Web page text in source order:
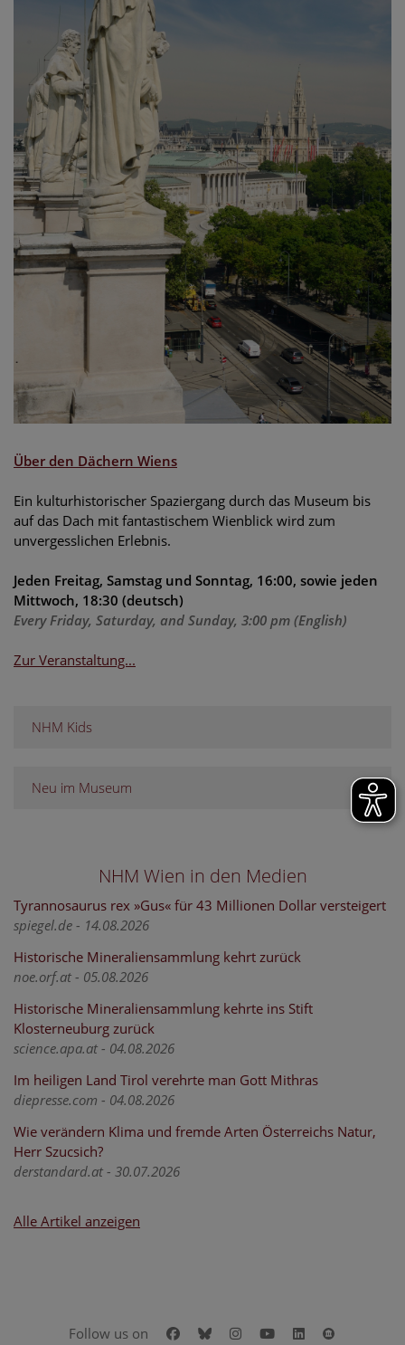
Über den Dächern Wiens
Ein kulturhistorischer Spaziergang durch das Museum bis
auf das Dach mit fantastischem Wienblick wird zum
unvergesslichen Erlebnis.
Jeden Freitag, Samstag und Sonntag, 16:00, sowie jeden
Mittwoch, 18:30 (deutsch)
Every Friday, Saturday, and Sunday, 3:00 pm (English)
Zur Veranstaltung...
NHM Kids
Neu im Museum
NHM Wien in den Medien
Tyrannosaurus rex »Gus« für 43 Millionen Dollar versteigert
spiegel.de - 14.08.2026
Historische Mineraliensammlung kehrt zurück
noe.orf.at - 05.08.2026
Historische Mineraliensammlung kehrte ins Stift
Klosterneuburg zurück
science.apa.at - 04.08.2026
Im heiligen Land Tirol verehrte man Gott Mithras
diepresse.com - 04.08.2026
Wie verändern Klima und fremde Arten Österreichs Natur,
Herr Szucsich?
derstandard.at - 30.07.2026
Alle Artikel anzeigen
Follow us on Facebook
BlueskyInstagram
YoutubeLinkedIn